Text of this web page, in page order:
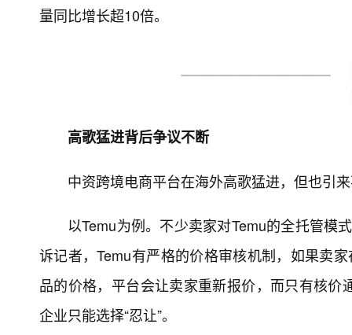
量同比增长超10倍。
高歌猛进背后争议不断
中资跨境电商平台在海外高歌猛进，但也引
以Temu为例。不少卖家对Temu的全托管模
诉记者，Temu有严格的价格审核机制，如果卖
品的价格，平台会让卖家重新报价，而只有核
企业只能选择“忍让”。